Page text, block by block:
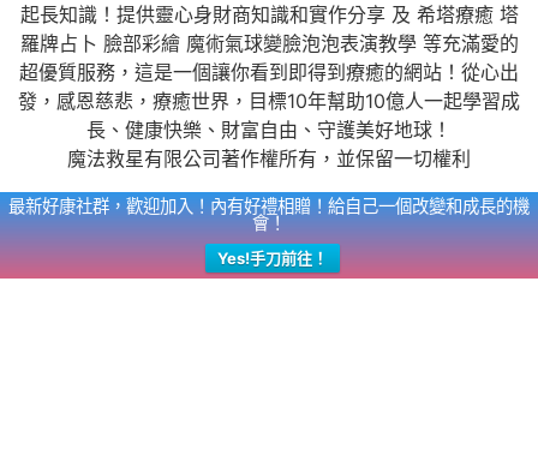
起長知識！提供靈心身財商知識和實作分享 及 希塔療癒 塔
羅牌占卜 臉部彩繪 魔術氣球變臉泡泡表演教學 等充滿愛的
超優質服務，這是一個讓你看到即得到療癒的網站！從心出
發，感恩慈悲，療癒世界，目標10年幫助10億人一起學習成
長、健康快樂、財富自由、守護美好地球！
魔法救星有限公司著作權所有，並保留一切權利
最新好康社群，歡迎加入！內有好禮相贈！給自己一個改變和成長的機
會！
Yes!手刀前往！